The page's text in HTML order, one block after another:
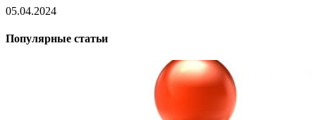
05.04.2024
Популярные статьи